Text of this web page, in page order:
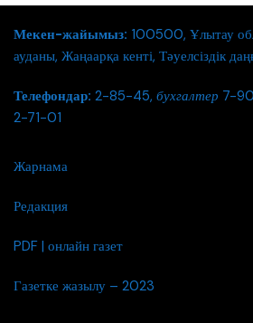
Мекен-жайымыз: 100500, Ұлытау
ауданы, Жаңаарқа кенті, Тәуелсіздік
Телефондар: 2-85-45, бухгалтер 7-
2-71-01
Жарнама
Редакция
PDF | онлайн газет
Газетке жазылу – 2023